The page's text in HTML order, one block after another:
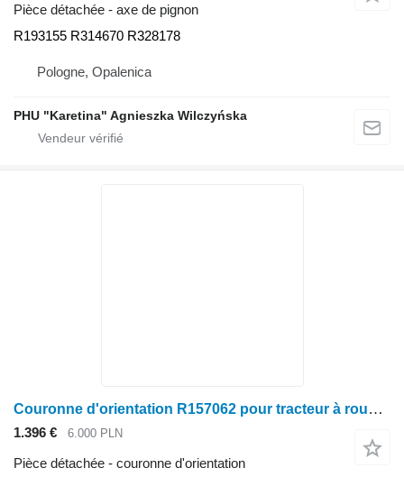
Pièce détachée - axe de pignon
R193155 R314670 R328178
Pologne, Opalenica
PHU "Karetina" Agnieszka Wilczyńska
Couronne d'orientation R157062 pour tracteur à roues John Deere 8110 8120 8210 8230 8330 8430
1.396 € 6.000 PLN
Pièce détachée - couronne d'orientation